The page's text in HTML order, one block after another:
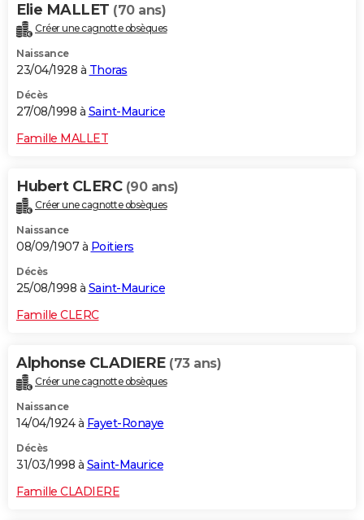
Elie MALLET (70 ans)
Créer une cagnotte obsèques
Naissance
23/04/1928 à Thoras
Décès
27/08/1998 à Saint-Maurice
Famille MALLET
Hubert CLERC (90 ans)
Créer une cagnotte obsèques
Naissance
08/09/1907 à Poitiers
Décès
25/08/1998 à Saint-Maurice
Famille CLERC
Alphonse CLADIERE (73 ans)
Créer une cagnotte obsèques
Naissance
14/04/1924 à Fayet-Ronaye
Décès
31/03/1998 à Saint-Maurice
Famille CLADIERE